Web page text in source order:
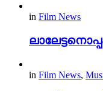
in Film News
in Film News,